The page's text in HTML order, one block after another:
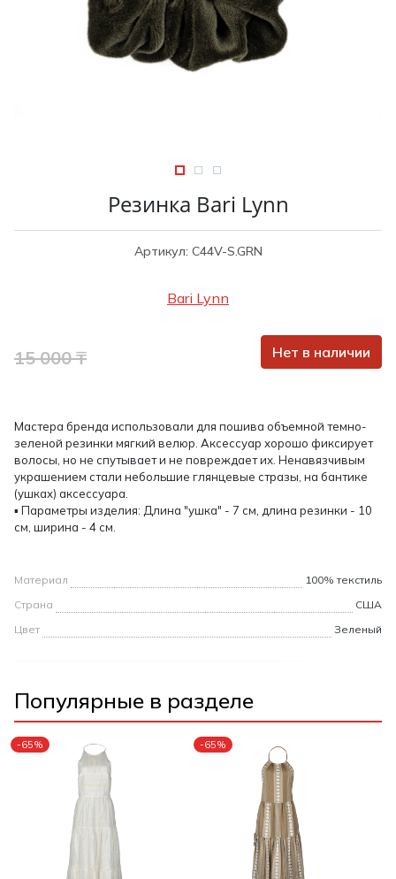
Туники
Юбки
Туфли
Шорты
Рубашки /
Туники
Футболки /
Резинка Bari Lynn
Артикул: C44V-S.GRN
Bari Lynn
15 000 ₸ Нет в наличии
Мастера бренда использовали для пошива объемной темно-
зеленой резинки мягкий велюр. Аксессуар хорошо фиксирует
волосы, но не спутывает и не повреждает их. Ненавязчивым
украшением стали небольшие глянцевые стразы, на бантике
(ушках) аксессуара.
▪ Параметры изделия: Длина "ушка" - 7 см, длина резинки - 10
см, ширина - 4 см.
Материал
100% текстиль
Страна
США
Цвет
Зеленый
Популярные в разделе
-65% -65%